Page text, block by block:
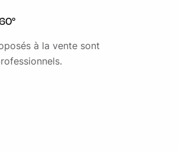
Cirrus ou Ivory
adaptatifs avec signature LED
point d'accès Wi-Fi
DAB
à la vente sont